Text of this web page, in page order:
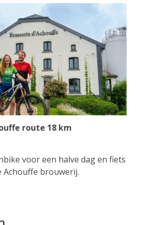
route 18 km
voor een halve dag en fiets
Achouffe brouwerij.